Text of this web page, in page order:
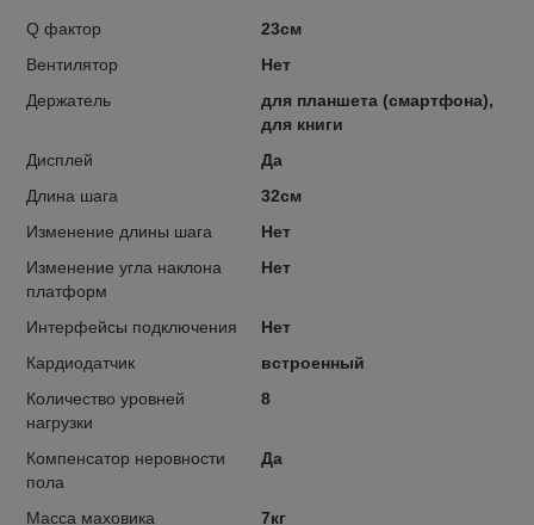
Q фактор
23см
Вентилятор
Нет
Держатель
для планшета (смартфона),
для книги
Дисплей
Да
Длина шага
32см
Изменение длины шага
Нет
Изменение угла наклона
платформ
Нет
Интерфейсы подключения
Нет
Кардиодатчик
встроенный
Количество уровней
нагрузки
8
Компенсатор неровности
пола
Да
Масса маховика
7кг